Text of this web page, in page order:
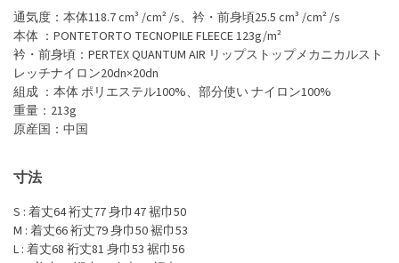
通気度：本体118.7 cm³ /cm² /s、衿・前身頃25.5 cm³ /cm² /s
本体 ：PONTETORTO TECNOPILE FLEECE 123g/m²
衿・前身頃：PERTEX QUANTUM AIR リップストップメカニカルスト
レッチナイロン20dn×20dn
組成 ：本体 ポリエステル100%、部分使い ナイロン100%
重量：213g
原産国：中国
寸法
S : 着丈64 裄丈77 身巾47 裾巾50
M : 着丈66 裄丈79 身巾50 裾巾53
L : 着丈68 裄丈81 身巾53 裾巾56